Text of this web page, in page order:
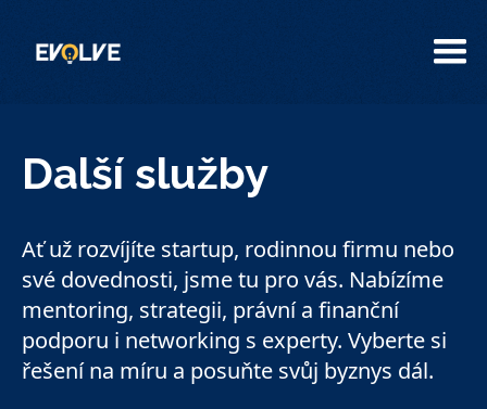
Další služby
Ať už rozvíjíte startup, rodinnou firmu nebo
své dovednosti, jsme tu pro vás. Nabízíme
mentoring, strategii, právní a finanční
podporu i networking s experty. Vyberte si
řešení na míru a posuňte svůj byznys dál.